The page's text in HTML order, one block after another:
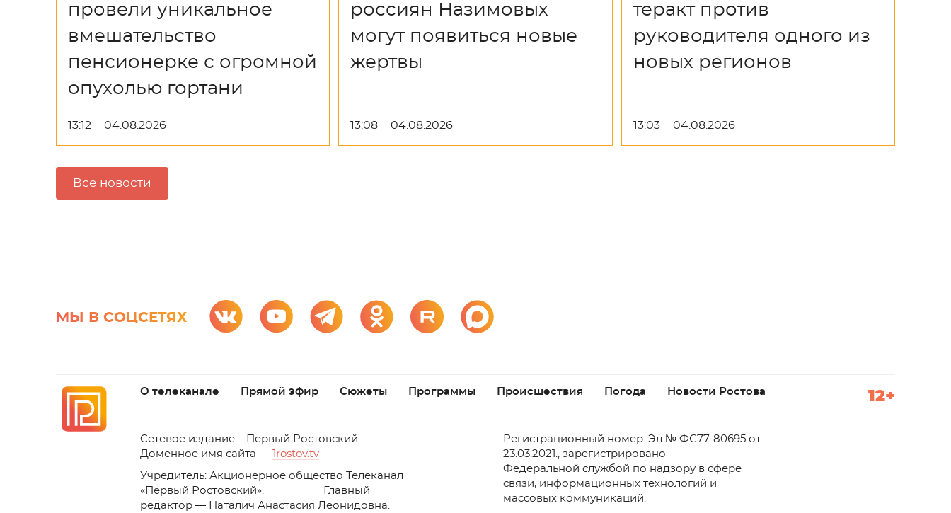
провели уникальное
вмешательство
пенсионерке с огромной
опухолью гортани
13:12 04.08.2026
россиян Назимовых
могут появиться новые
жертвы
13:08 04.08.2026
теракт против
руководителя одного из
новых регионов
13:03 04.08.2026
Все новости
МЫ В СОЦСЕТЯХ
О телеканале Прямой эфир Сюжеты Программы Происшествия Погода Новости Ростова 12+
Cетевое издание – Первый Ростовский.
Доменное имя сайта —
1rostov.tv
Учредитель: Акционерное общество Телеканал
«Первый Ростовский». Главный
редактор — Наталич Анастасия Леонидовна.
Регистрационный номер: Эл № ФС77-80695 от
23.03.2021., зарегистрировано
Федеральной службой по надзору в сфере
связи, информационных технологий и
массовых коммуникаций.